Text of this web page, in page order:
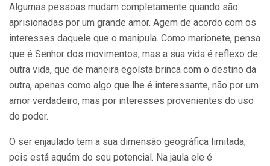
Algumas pessoas mudam completamente quando são
aprisionadas por um grande amor. Agem de acordo com os
interesses daquele que o manipula. Como marionete, pensa
que é Senhor dos movimentos, mas a sua vida é reflexo de
outra vida, que de maneira egoísta brinca com o destino da
outra, apenas como algo que lhe é interessante, não por um
amor verdadeiro, mas por interesses provenientes do uso
do poder.
O ser enjaulado tem a sua dimensão geográfica limitada,
pois está aquém do seu potencial. Na jaula ele é